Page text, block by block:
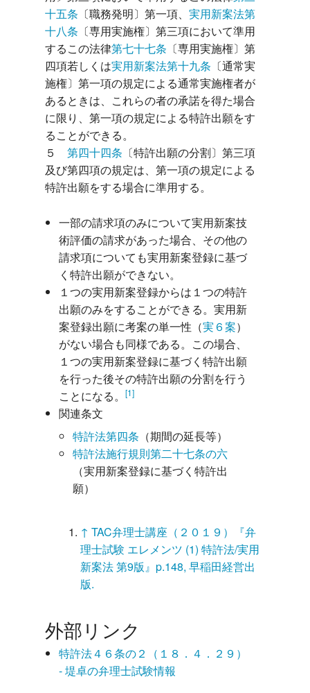
十五条 〔職務発明〕第一項、 実用新案法第
十八条 〔専用実施権〕第三項において準用
するこの法律第七十七条 〔専用実施権〕第
四項若しくは実用新案法第十九条 〔通常実
施権〕第一項の規定による通常実施権者が
あるときは、これらの者の承諾を得た場合
に限り、第一項の規定による特許出願をす
ることができる。
５ 第四十四条 〔特許出願の分割〕第三項
及び第四項の規定は、第一項の規定による
一部の請求項のみについて実用新案技
術評価の請求があった場合、その他の
請求項についても実用新案登録に基づ
く特許出願ができない。
１つの実用新案登録からは１つの特許
出願のみをすることができる。実用新
案登録出願に考案の単一性（実６案）
がない場合も同様である。この場合、
１つの実用新案登録に基づく特許出願
を行った後その特許出願の分割を行う
ことになる。
[1]
関連条文
特許法第四条 （期間の延長等）
特許法施行規則第二十七条の六
（実用新案登録に基づく特許出
願）
↑ TAC弁理士講座（２０１９）『弁
理士試験 エレメンツ (1) 特許法/実用
新案法 第9版』p.148, 早稲田経営出
版.
外部リンク
特許法４６条の２（１８．４．２９）
- 堤卓の弁理士試験情報